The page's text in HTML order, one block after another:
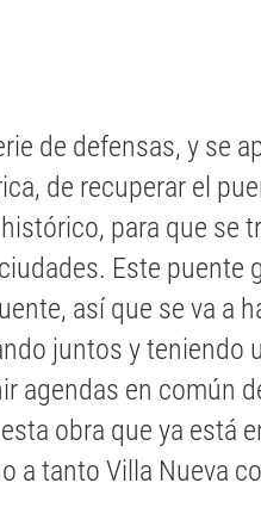
de defensas, y se
de recuperar el
para que se
Este puente
así que se va a
juntos y teniendo
agendas en común
obra que ya está
a tanto Villa Nueva